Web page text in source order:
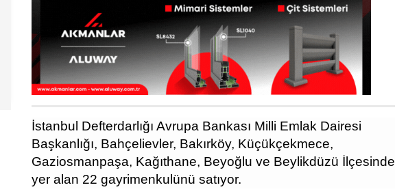
İstanbul Defterdarlığı Avrupa Bankası Milli Emlak Dairesi
Başkanlığı, Bahçelievler, Bakırköy, Küçükçekmece,
Gaziosmanpaşa, Kağıthane, Beyoğlu ve Beylikdüzü İlçesinde
yer alan 22 gayrimenkulünü satıyor.